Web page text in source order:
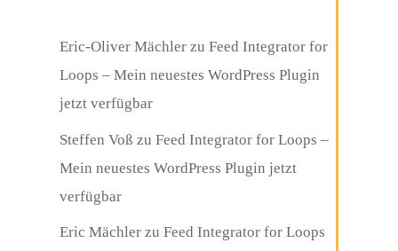
Eric-Oliver Mächler zuFeed Integrator for
Loops – Mein neuestes WordPress Plugin
jetzt verfügbar
Steffen Voß zuFeed Integrator for Loops –
Mein neuestes WordPress Plugin jetzt
verfügbar
Eric Mächler zuFeed Integrator for Loops